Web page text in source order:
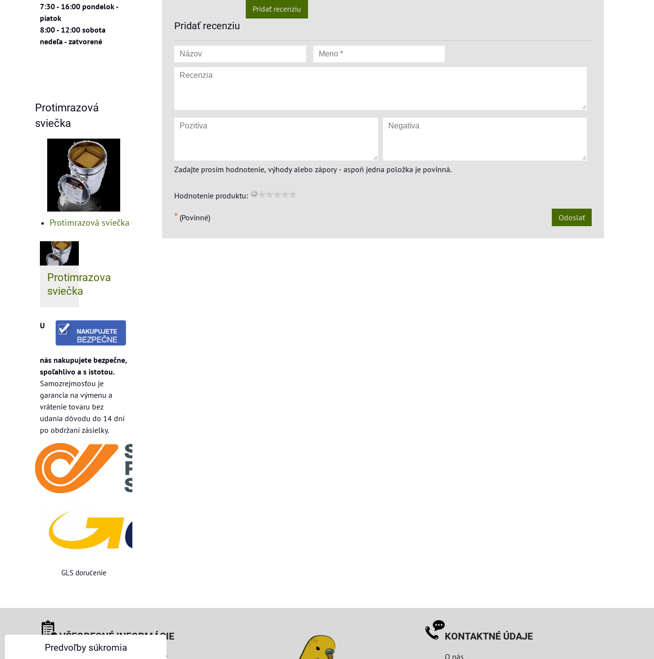
Pridať recenziu
Pridať recenziu
Zadajte prosím hodnotenie, výhody alebo zápory - aspoň jedna položka je povinná.
Hodnotenie produktu:
* (Povinné) Odoslať
7:30 - 16:00 pondelok -
piatok
8:00 - 12:00 sobota
nedeľa - zatvorené
Protimrazová
sviečka
Protimrazová sviečka
Protimrazova
sviečka
U
nás nakupujete bezpečne,
spoľahlivo a s istotou.
Samozrejmosťou je
garancia na výmenu a
vrátenie tovaru bez
udania dôvodu do 14 dní
po obdržaní zásielky.
GLS doručenie
VŠEOBECNÉ INFORMÁCIE
Obchodné podmienky pre osoby
KONTAKTNÉ ÚDAJE
O nás
Predvoľby súkromia